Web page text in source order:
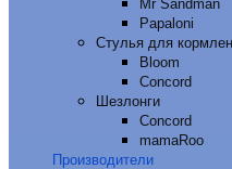
Mr Sandman
Papaloni
Стулья для
Bloom
Concord
Шезлонги
Concord
mamaRoo
Производители